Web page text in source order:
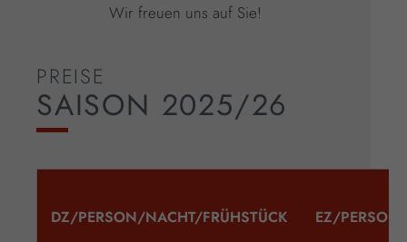
Wir freuen uns auf Sie!
PREISE
SAISON 2025/26
DZ/PERSON/NACHT/FRÜHSTÜCK EZ/